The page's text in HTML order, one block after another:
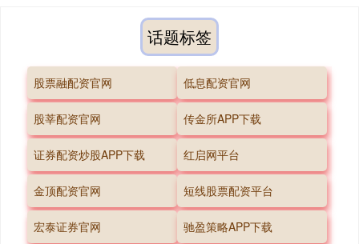
话题标签
股票融配资官网 低息配资官网
股莘配资官网 传金所APP下载
证券配资炒股APP下载 红启网平台
金顶配资官网 短线股票配资平台
宏泰证券官网 驰盈策略APP下载